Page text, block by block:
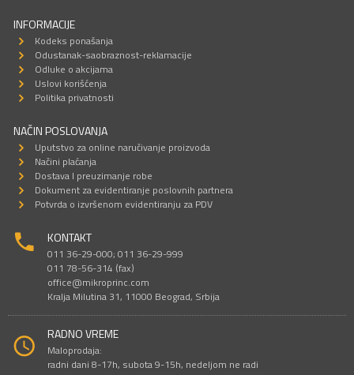
INFORMACIJE
Kodeks ponašanja
Odustanak-saobraznost-reklamacije
Odluke o akcijama
Uslovi korišćenja
Politika privatnosti
NAČIN POSLOVANJA
Uputstvo za online naručivanje proizvoda
Načini plaćanja
Dostava I preuzimanje robe
Dokument za evidentiranje poslovnih partnera
Potvrda o izvršenom evidentiranju za PDV
KONTAKT
011 36-29-000; 011 36-29-999
011 78-56-314 (fax)
office@mikroprinc.com
Kralja Milutina 31, 11000 Beograd, Srbija
RADNO VREME
Maloprodaja:
radni dani 8-17h, subota 9-15h, nedeljom ne radi